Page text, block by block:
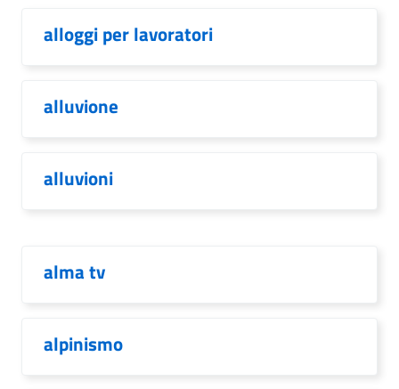
alloggi per lavoratori
alluvione
alluvioni
alma tv
alpinismo